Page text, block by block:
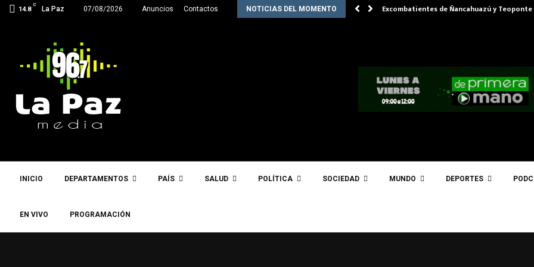
14.8
C
La Paz 07/08/2026 Anuncios Contactos NOTICIAS DEL MOMENTO
Inter Star Rush hace historia y clasifica… Excombatientes de Ñancahuazú y Teoponte
INICIO DEPARTAMENTOS PAÍS SALUD POLÍTICA SOCIEDAD MUNDO DEPORTES
EN VIVO PROGRAMACIÓN